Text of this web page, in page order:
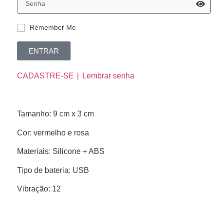
Remember Me
ENTRAR
CADASTRE-SE Lembrar senha
Tamanho: 9 cm x 3 cm
Cor: vermelho e rosa
Materiais: Silicone + ABS
Tipo de bateria: USB
Vibração: 12